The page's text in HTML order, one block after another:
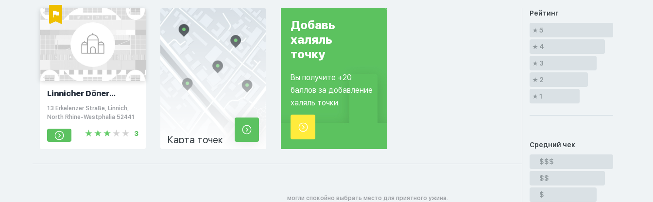
Linnicher Döner
Pizzeria
13 Erkelenzer Straße, Linnich,
North Rhine-Westphalia 52441
3
Карта точек
Добавь
халяль
точку
Вы получите +20
баллов за добавление
халяль точки.
могли спокойно выбрать место для приятного ужина.
Рейтинг
5
4
3
2
1
Средний чек
$$$
$$
$